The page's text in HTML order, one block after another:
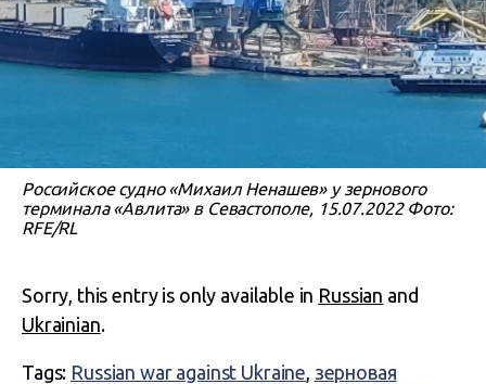
Российское судно «Михаил Ненашев» у зернового
терминала «Авлита» в Севастополе, 15.07.2022 Фото:
RFE/RL
Sorry, this entry is only available in Russian and
Ukrainian.
Tags: Russian war against Ukraine, зерновая